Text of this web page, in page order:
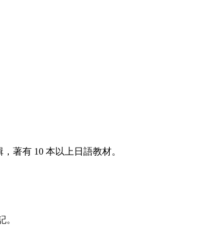
著有 10 本以上日語教材。
。